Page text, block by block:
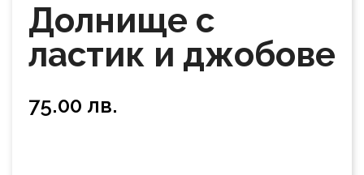
Долнище с
ластик и джобове
75.00 лв.